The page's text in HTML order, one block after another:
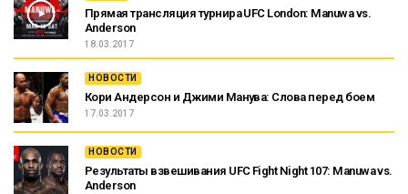
Прямая трансляция турнира UFC London: Manuwa vs.
Anderson
18.03.2017
НОВОСТИ
Кори Андерсон и Джими Манува: Слова перед боем
17.03.2017
НОВОСТИ
Результаты взвешивания UFC Fight Night 107: Manuwa vs.
Anderson